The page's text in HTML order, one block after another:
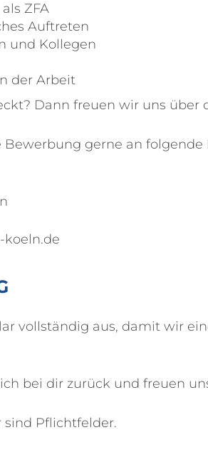
ZFA
Auftreten
und Kollegen
der Arbeit
Dann freuen wir uns über
gerne an
vollständig aus, damit wir
bei dir zurück und freuen
sind Pflichtfelder.